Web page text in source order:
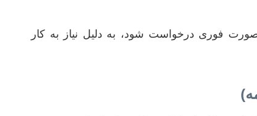
فوری درخواست شود، به دلیل نیاز به کار